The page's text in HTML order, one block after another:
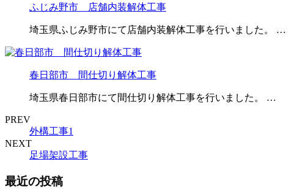
ふじみ野市 店舗内装解体工事
埼玉県ふじみ野市にて店舗内装解体工事を行いました。 …
春日部市 間仕切り解体工事
埼玉県春日部市にて間仕切り解体工事を行いました。 …
PREV
外構工事1
NEXT
足場架設工事
最近の投稿